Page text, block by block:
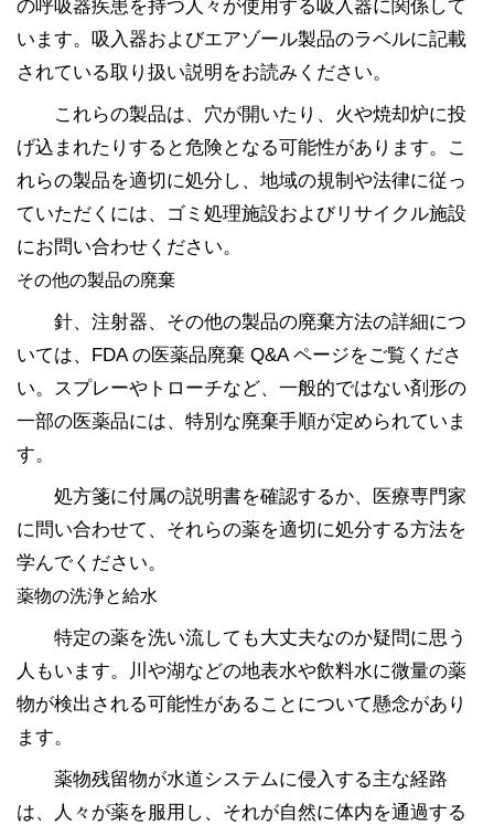
の呼吸器疾患を持つ人々が使用する吸入器に関係して
います。吸入器およびエアゾール製品のラベルに記載
されている取り扱い説明をお読みください。
これらの製品は、穴が開いたり、火や焼却炉に投
げ込まれたりすると危険となる可能性があります。こ
れらの製品を適切に処分し、地域の規制や法律に従っ
ていただくには、ゴミ処理施設およびリサイクル施設
にお問い合わせください。
その他の製品の廃棄
針、注射器、その他の製品の廃棄方法の詳細につ
いては、FDA の医薬品廃棄 Q&A ページをご覧くださ
い。スプレーやトローチなど、一般的ではない剤形の
一部の医薬品には、特別な廃棄手順が定められていま
す。
処方箋に付属の説明書を確認するか、医療専門家
に問い合わせて、それらの薬を適切に処分する方法を
学んでください。
薬物の洗浄と給水
特定の薬を洗い流しても大丈夫なのか疑問に思う
人もいます。川や湖などの地表水や飲料水に微量の薬
物が検出される可能性があることについて懸念があり
ます。
薬物残留物が水道システムに侵入する主な経路
は、人々が薬を服用し、それが自然に体内を通過する